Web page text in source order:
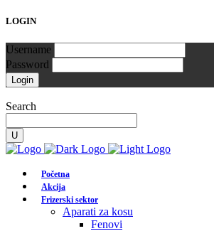
LOGIN
Username
Password
Search
Početna
Akcija
Frizerski sektor
Aparati za kosu
Fenovi